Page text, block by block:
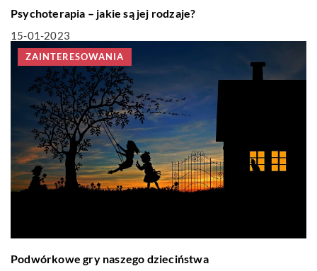
Psychoterapia – jakie są jej rodzaje?
15-01-2023
ZAINTERESOWANIA
Podwórkowe gry naszego dzieciństwa